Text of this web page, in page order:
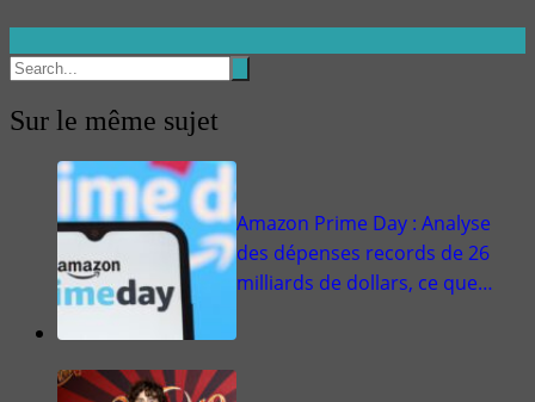
Sur le même sujet
Amazon Prime Day : Analyse
des dépenses records de 26
milliards de dollars, ce que…